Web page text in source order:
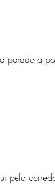
parado a
pelo